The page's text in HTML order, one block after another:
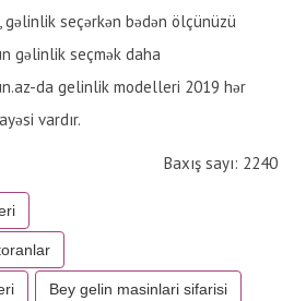
gəlinlik seçərkən bədən ölçünüzü
gəlinlik seçmək daha
da gelinlik modelleri 2019 hər
vardır.
Baxış sayı: 2240
Bey gelin masinlari sifarisi